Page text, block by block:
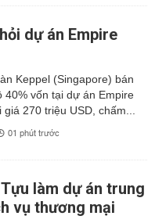
dự án Empire
Keppel (Singapore) bán
40% vốn tại dự án Empire
giá 270 triệu USD, chấm...
01 phút trước
làm dự án trung
vụ thương mại